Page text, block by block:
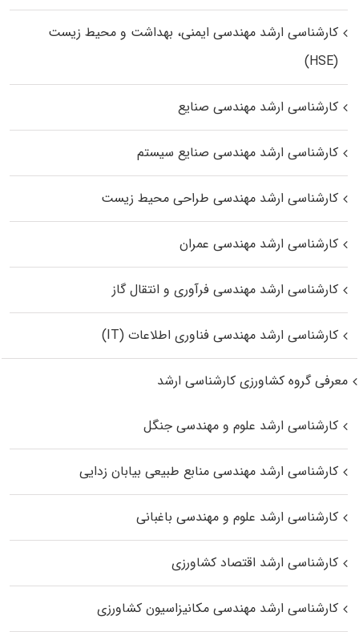
کارشناسی ارشد مهندسی ایمنی، بهداشت و محیط زیست
(HSE)
کارشناسی ارشد مهندسی صنایع
کارشناسی ارشد مهندسی صنایع سیستم
کارشناسی ارشد مهندسی طراحی محیط زیست
کارشناسی ارشد مهندسی عمران
کارشناسی ارشد مهندسی فرآوری و انتقال گاز
کارشناسی ارشد مهندسی فناوری اطلاعات (IT)
معرفی گروه کشاورزی کارشناسی ارشد
کارشناسی ارشد علوم و مهندسی جنگل
کارشناسی ارشد مهندسی منابع طبیعی بیابان زدایی
کارشناسی ارشد علوم و مهندسی باغبانی
کارشناسی ارشد اقتصاد کشاورزی
کارشناسی ارشد مهندسی مکانیزاسیون کشاورزی